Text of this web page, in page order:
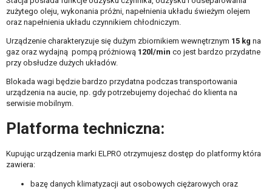
zużytego oleju, wykonania próżni, napełnienia układu świeżym olejem
oraz napełnienia układu czynnikiem chłodniczym.
Urządzenie charakteryzuje się dużym zbiornikiem wewnętrznym 15 kg na
gaz oraz wydajną pompą próżniową 120l/min co jest bardzo przydatne
przy obsłudze dużych układów.
Blokada wagi będzie bardzo przydatna podczas transportowania
urządzenia na aucie, np. gdy potrzebujemy dojechać do klienta na
serwisie mobilnym.
Platforma techniczna:
Kupując urządzenia marki ELPRO otrzymujesz dostęp do platformy która
zawiera:
bazę danych klimatyzacji aut osobowych ciężarowych oraz